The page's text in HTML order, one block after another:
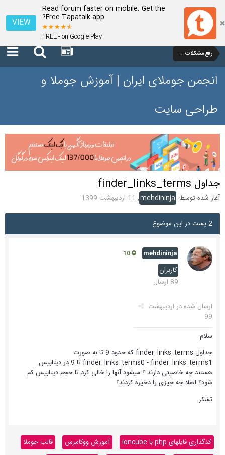
Read forum faster on mobile. Get the
Free Tapatalk app?
FREE - on Google Play
VIEW
رفع مشکلات و سوالات عمومی جوملا 3 تا 3.9
انجمن جوملای ایران | آموزش جوملا و
طراحی سایت
جداول finder_links_terms
آغاز شده توسط: mehdininja
, 11 اردیبهشت 1399
2 پست در این موضوع
mehdininja
کاربران
89 ارسال
ارسال شده در اردیبهشت
99
سلام
جداول finder_links_terms که حدود 9 تا به صورت
finder_links_terms0 - finder_links_terms1 تا 9 در دیتابیس
هستند چه خاصیتی دارند ؟ میشود آنها را خالی کرد تا حجم دیتابیس کم
شود؟ اصلا چه چیزی را ذخیره کردند؟
تشکر
کدگذاری فایلهای php با ioncube آموزش ووکامرس
قالب جوملا